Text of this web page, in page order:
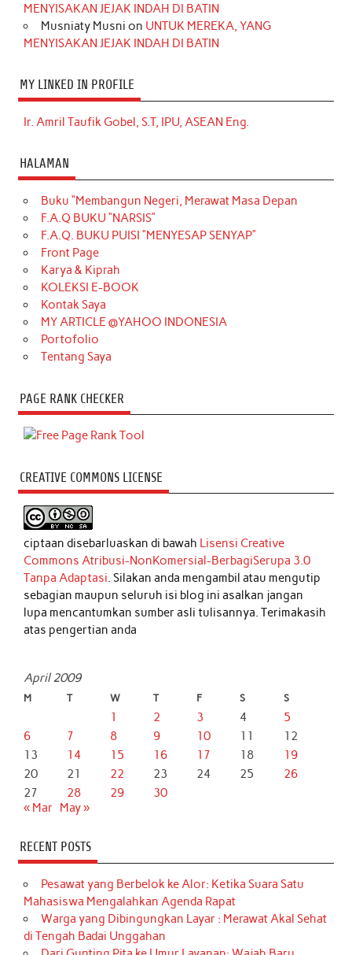
MENYISAKAN JEJAK INDAH DI BATIN
Musniaty Musni on UNTUK MEREKA, YANG
MENYISAKAN JEJAK INDAH DI BATIN
MY LINKED IN PROFILE
Ir. Amril Taufik Gobel, S.T, IPU, ASEAN Eng.
HALAMAN
Buku “Membangun Negeri, Merawat Masa Depan
F.A.Q BUKU “NARSIS”
F.A.Q. BUKU PUISI “MENYESAP SENYAP”
Front Page
Karya & Kiprah
KOLEKSI E-BOOK
Kontak Saya
MY ARTICLE @YAHOO INDONESIA
Portofolio
Tentang Saya
PAGE RANK CHECKER
CREATIVE COMMONS LICENSE
ciptaan disebarluaskan di bawah Lisensi Creative
Commons Atribusi-NonKomersial-BerbagiSerupa 3.0
Tanpa Adaptasi. Silakan anda mengambil atau mengutip
sebagian maupun seluruh isi blog ini asalkan jangan
lupa mencantumkan sumber asli tulisannya. Terimakasih
atas pengertian anda
April 2009
M T W T F S S
1 2 3 4
5
6
7 8 9 10 11
12
13
14 15 16 17 18
19
20
21 22 23 24 25
26
27
28 29
30
« Mar May »
RECENT POSTS
Pesawat yang Berbelok ke Alor: Ketika Suara Satu
Mahasiswa Mengalahkan Agenda Rapat
Warga yang Dibingungkan Layar : Merawat Akal Sehat
di Tengah Badai Unggahan